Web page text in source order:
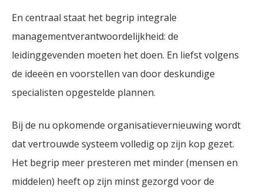
En centraal staat het begrip integrale
managementverantwoordelijkheid: de
leidinggevenden moeten het doen. En liefst volgens
de ideeën en voorstellen van door deskundige
specialisten opgestelde plannen.
Bij de nu opkomende organisatievernieuwing wordt
dat vertrouwde systeem volledig op zijn kop gezet.
Het begrip meer presteren met minder (mensen en
middelen) heeft op zijn minst gezorgd voor de